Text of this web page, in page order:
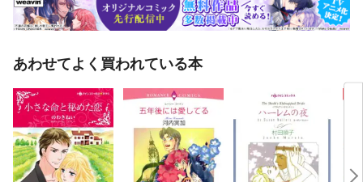
あわせてよく買われている本